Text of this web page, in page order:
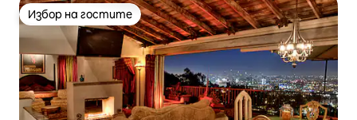
Избор на гостите
Избор на гостите